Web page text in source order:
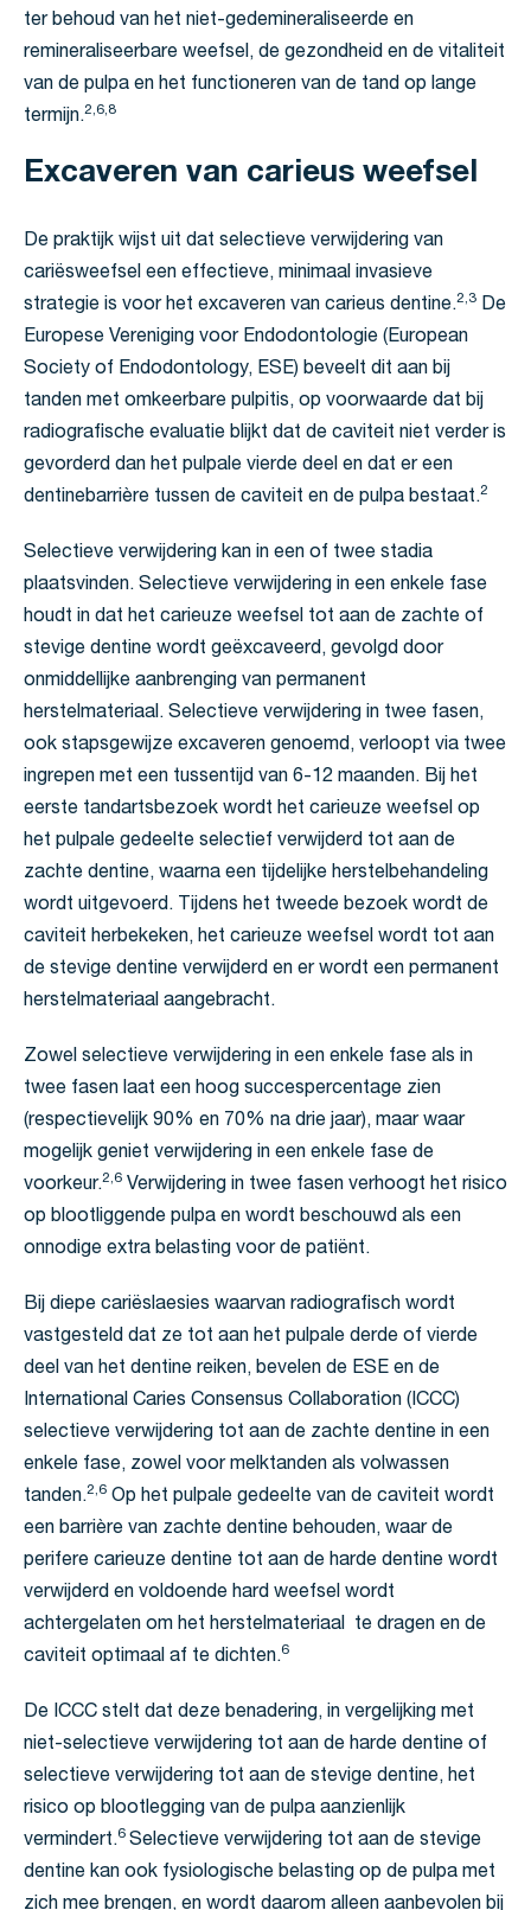
ter behoud van het niet-gedemineraliseerde en
remineraliseerbare weefsel, de gezondheid en de vitaliteit
van de pulpa en het functioneren van de tand op lange
termijn.2,6,8
Excaveren van carieus weefsel
De praktijk wijst uit dat selectieve verwijdering van
cariësweefsel een effectieve, minimaal invasieve
strategie is voor het excaveren van carieus dentine.2,3 De
Europese Vereniging voor Endodontologie (European
Society of Endodontology, ESE) beveelt dit aan bij
tanden met omkeerbare pulpitis, op voorwaarde dat bij
radiografische evaluatie blijkt dat de caviteit niet verder is
gevorderd dan het pulpale vierde deel en dat er een
dentinebarrière tussen de caviteit en de pulpa bestaat.2
Selectieve verwijdering kan in een of twee stadia
plaatsvinden. Selectieve verwijdering in een enkele fase
houdt in dat het carieuze weefsel tot aan de zachte of
stevige dentine wordt geëxcaveerd, gevolgd door
onmiddellijke aanbrenging van permanent
herstelmateriaal. Selectieve verwijdering in twee fasen,
ook stapsgewijze excaveren genoemd, verloopt via twee
ingrepen met een tussentijd van 6-12 maanden. Bij het
eerste tandartsbezoek wordt het carieuze weefsel op
het pulpale gedeelte selectief verwijderd tot aan de
zachte dentine, waarna een tijdelijke herstelbehandeling
wordt uitgevoerd. Tijdens het tweede bezoek wordt de
caviteit herbekeken, het carieuze weefsel wordt tot aan
de stevige dentine verwijderd en er wordt een permanent
herstelmateriaal aangebracht.
Zowel selectieve verwijdering in een enkele fase als in
twee fasen laat een hoog succespercentage zien
(respectievelijk 90% en 70% na drie jaar), maar waar
mogelijk geniet verwijdering in een enkele fase de
voorkeur.2,6 Verwijdering in twee fasen verhoogt het risico
op blootliggende pulpa en wordt beschouwd als een
onnodige extra belasting voor de patiënt.
Bij diepe cariëslaesies waarvan radiografisch wordt
vastgesteld dat ze tot aan het pulpale derde of vierde
deel van het dentine reiken, bevelen de ESE en de
International Caries Consensus Collaboration (ICCC)
selectieve verwijdering tot aan de zachte dentine in een
enkele fase, zowel voor melktanden als volwassen
tanden.2,6 Op het pulpale gedeelte van de caviteit wordt
een barrière van zachte dentine behouden, waar de
perifere carieuze dentine tot aan de harde dentine wordt
verwijderd en voldoende hard weefsel wordt
achtergelaten om het herstelmateriaal te dragen en de
caviteit optimaal af te dichten.6
De ICCC stelt dat deze benadering, in vergelijking met
niet-selectieve verwijdering tot aan de harde dentine of
selectieve verwijdering tot aan de stevige dentine, het
risico op blootlegging van de pulpa aanzienlijk
vermindert.6 Selectieve verwijdering tot aan de stevige
dentine kan ook fysiologische belasting op de pulpa met
zich mee brengen, en wordt daarom alleen aanbevolen bij